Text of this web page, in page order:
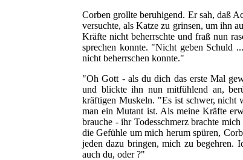
Corben grollte beruhigend. Er sah, daß
versuchte, als Katze zu grinsen, um ihn
Kräfte nicht beherrschte und fraß nun
sprechen konnte. "Nicht geben Schuld
nicht beherrschen konnte."
"Oh Gott - als du dich das erste Mal
und blickte ihn nun mitfühlend an,
kräftigen Muskeln. "Es ist schwer, nicht
man ein Mutant ist. Als meine Kräfte
brauche - ihr Todesschmerz brachte
die Gefühle um mich herum spüren,
jeden dazu bringen, mich zu begehren.
auch du, oder ?"